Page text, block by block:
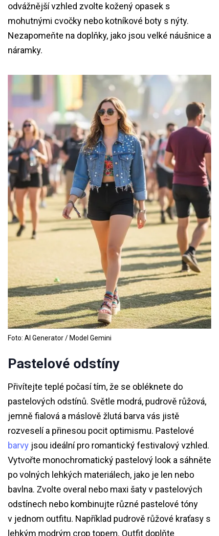
odvážnější vzhled zvolte kožený opasek s
mohutnými cvočky nebo kotníkové boty s nýty.
Nezapomeňte na doplňky, jako jsou velké náušnice a
náramky.
Foto: AI Generator / Model Gemini
Pastelové odstíny
Přivítejte teplé počasí tím, že se obléknete do
pastelových odstínů. Světle modrá, pudrově růžová,
jemně fialová a máslově žlutá barva vás jistě
rozveselí a přinesou pocit optimismu. Pastelové
barvy jsou ideální pro romantický festivalový vzhled.
Vytvořte monochromatický pastelový look a sáhněte
po volných lehkých materiálech, jako je len nebo
bavlna. Zvolte overal nebo maxi šaty v pastelových
odstínech nebo kombinujte různé pastelové tóny
v jednom outfitu. Například pudrově růžové kraťasy s
lehkým modrým crop topem. Outfit doplňte